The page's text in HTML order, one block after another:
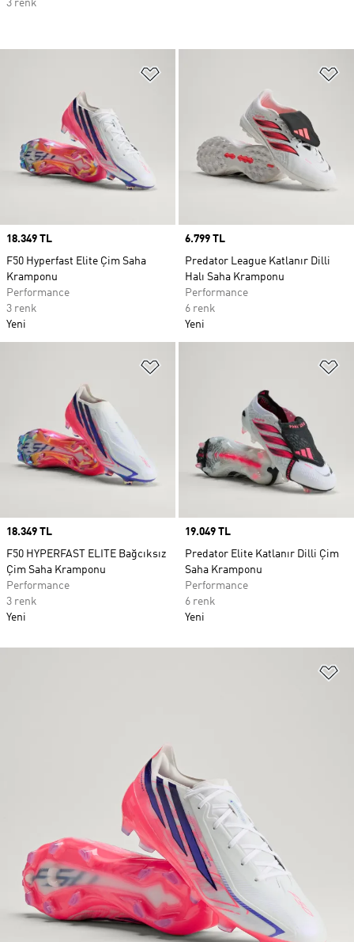
Price
18.349 TL
F50 Hyperfast Elite Çim Saha
Kramponu
Performance
3 renk
Yeni
Price
6.799 TL
Predator League Katlanır Dilli
Halı Saha Kramponu
Performance
6 renk
Yeni
Price
18.349 TL
F50 HYPERFAST ELITE Bağcıksız
Çim Saha Kramponu
Performance
3 renk
Yeni
Price
19.049 TL
Predator Elite Katlanır Dilli Çim
Saha Kramponu
Performance
6 renk
Yeni
3 renk